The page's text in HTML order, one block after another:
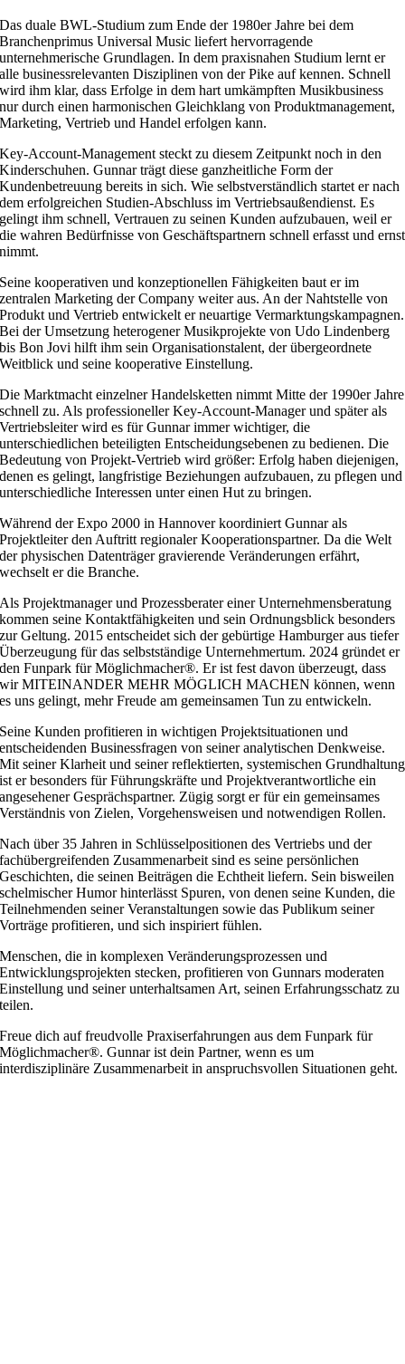
Das duale BWL-Studium zum Ende der 1980er Jahre bei dem
Branchenprimus Universal Music liefert hervorragende
unternehmerische Grundlagen. In dem praxisnahen Studium lernt er
alle businessrelevanten Disziplinen von der Pike auf kennen. Schnell
wird ihm klar, dass Erfolge in dem hart umkämpften Musikbusiness
nur durch einen harmonischen Gleichklang von Produktmanagement,
Marketing, Vertrieb und Handel erfolgen kann.
Key-Account-Management steckt zu diesem Zeitpunkt noch in den
Kinderschuhen. Gunnar trägt diese ganzheitliche Form der
Kundenbetreuung bereits in sich. Wie selbstverständlich startet er nach
dem erfolgreichen Studien-Abschluss im Vertriebsaußendienst. Es
gelingt ihm schnell, Vertrauen zu seinen Kunden aufzubauen, weil er
die wahren Bedürfnisse von Geschäftspartnern schnell erfasst und ernst
nimmt.
Seine kooperativen und konzeptionellen Fähigkeiten baut er im
zentralen Marketing der Company weiter aus. An der Nahtstelle von
Produkt und Vertrieb entwickelt er neuartige Vermarktungskampagnen.
Bei der Umsetzung heterogener Musikprojekte von Udo Lindenberg
bis Bon Jovi hilft ihm sein Organisationstalent, der übergeordnete
Weitblick und seine kooperative Einstellung.
Die Marktmacht einzelner Handelsketten nimmt Mitte der 1990er Jahre
schnell zu. Als professioneller Key-Account-Manager und später als
Vertriebsleiter wird es für Gunnar immer wichtiger, die
unterschiedlichen beteiligten Entscheidungsebenen zu bedienen. Die
Bedeutung von Projekt-Vertrieb wird größer: Erfolg haben diejenigen,
denen es gelingt, langfristige Beziehungen aufzubauen, zu pflegen und
unterschiedliche Interessen unter einen Hut zu bringen.
Während der Expo 2000 in Hannover koordiniert Gunnar als
Projektleiter den Auftritt regionaler Kooperationspartner. Da die Welt
der physischen Datenträger gravierende Veränderungen erfährt,
wechselt er die Branche.
Als Projektmanager und Prozessberater einer Unternehmensberatung
kommen seine Kontaktfähigkeiten und sein Ordnungsblick besonders
zur Geltung. 2015 entscheidet sich der gebürtige Hamburger aus tiefer
Überzeugung für das selbstständige Unternehmertum. 2024 gründet er
den Funpark für Möglichmacher®. Er ist fest davon überzeugt, dass
wir MITEINANDER MEHR MÖGLICH MACHEN können, wenn
es uns gelingt, mehr Freude am gemeinsamen Tun zu entwickeln.
Seine Kunden profitieren in wichtigen Projektsituationen und
entscheidenden Businessfragen von seiner analytischen Denkweise.
Mit seiner Klarheit und seiner reflektierten, systemischen Grundhaltung
ist er besonders für Führungskräfte und Projektverantwortliche ein
angesehener Gesprächspartner. Zügig sorgt er für ein gemeinsames
Verständnis von Zielen, Vorgehensweisen und notwendigen Rollen.
Nach über 35 Jahren in Schlüsselpositionen des Vertriebs und der
fachübergreifenden Zusammenarbeit sind es seine persönlichen
Geschichten, die seinen Beiträgen die Echtheit liefern. Sein bisweilen
schelmischer Humor hinterlässt Spuren, von denen seine Kunden, die
Teilnehmenden seiner Veranstaltungen sowie das Publikum seiner
Vorträge profitieren, und sich inspiriert fühlen.
Menschen, die in komplexen Veränderungsprozessen und
Entwicklungsprojekten stecken, profitieren von Gunnars moderaten
Einstellung und seiner unterhaltsamen Art, seinen Erfahrungsschatz zu
teilen.
Freue dich auf freudvolle Praxiserfahrungen aus dem Funpark für
Möglichmacher®. Gunnar ist dein Partner, wenn es um
interdisziplinäre Zusammenarbeit in anspruchsvollen Situationen geht.